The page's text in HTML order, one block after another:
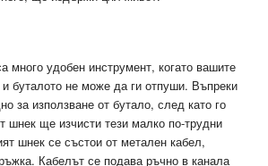
много удобен инструмент, когато вашите
буталото не може да ги отпуши. Въпреки
за използване от бутало, след като го
шнек ще изчисти тези малко по-трудни
шнек се състои от метален кабел,
Кабелът се подава ръчно в канала